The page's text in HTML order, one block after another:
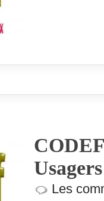
Les